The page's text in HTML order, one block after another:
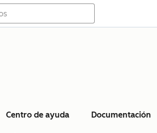
Centro de ayuda Documentación